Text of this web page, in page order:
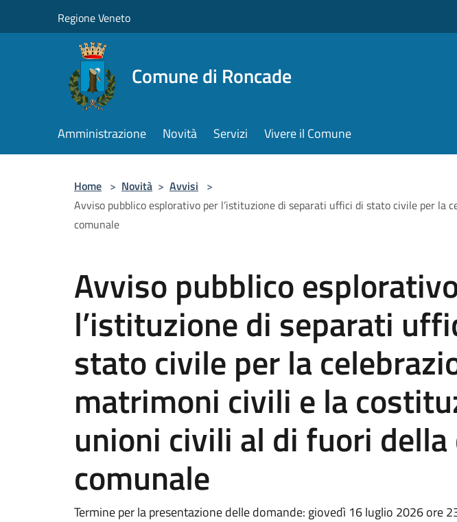
Regione Veneto
Comune di Roncade
Amministrazione Novità Servizi Vivere il Comune
Home > Novità > Avvisi >
Avviso pubblico esplorativo per l’istituzione di separati uffici di stato civile per
comunale
Avviso pubblico
l’istituzione di separati
stato civile per la
matrimoni civili e la
unioni civili al di fuori della
comunale
Termine per la presentazione delle domande: giovedì 16 luglio 2026 ore